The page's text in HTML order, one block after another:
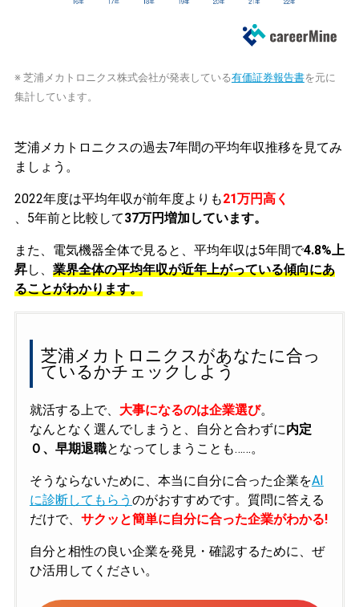
※ 芝浦メカトロニクス株式会社が発表している有価証券報告書を元に
集計しています。
芝浦メカトロニクスの過去7年間の平均年収推移を見てみ
ましょう。
2022年度は平均年収が前年度よりも21万円高く
、5年前と比較して37万円増加しています。
また、電気機器全体で見ると、平均年収は5年間で4.8%上
昇し、 業界全体の平均年収が近年上がっている傾向にあ
ることがわかります。
芝浦メカトロニクスがあなたに合っ
ているかチェックしよう
就活する上で、 大事になるのは企業選び。
なんとなく選んでしまうと、自分と合わずに内定
０、早期退職となってしまうことも……。
そうならないために、本当に自分に合った企業をAI
に診断してもらう のがおすすめです。質問に答える
だけで、 サクッと簡単に自分に合った企業がわかる!
自分と相性の良い企業を発見・確認するために、ぜ
ひ活用してください。